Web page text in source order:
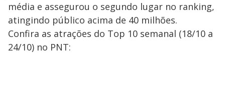
média e assegurou o segundo lugar no ranking,
atingindo público acima de 40 milhões.
Confira as atrações do Top 10 semanal (18/10 a
24/10) no PNT: